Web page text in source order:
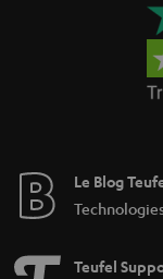
Le Blog
Teufel